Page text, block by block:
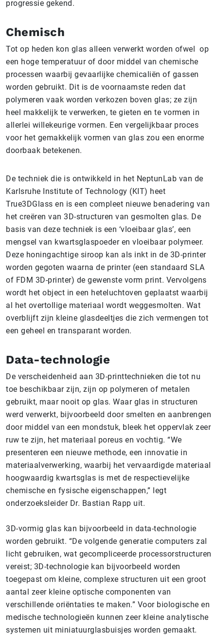
progressie gekend.
Chemisch
Tot op heden kon glas alleen verwerkt worden ofwel op
een hoge temperatuur of door middel van chemische
processen waarbij gevaarlijke chemicaliën of gassen
worden gebruikt. Dit is de voornaamste reden dat
polymeren vaak worden verkozen boven glas; ze zijn
heel makkelijk te verwerken, te gieten en te vormen in
allerlei willekeurige vormen. Een vergelijkbaar proces
voor het gemakkelijk vormen van glas zou een enorme
doorbaak betekenen.
De techniek die is ontwikkeld in het NeptunLab van de
Karlsruhe Institute of Technology (KIT) heet
True3DGlass en is een compleet nieuwe benadering van
het creëren van 3D-structuren van gesmolten glas. De
basis van deze techniek is een ‘vloeibaar glas’, een
mengsel van kwartsglaspoeder en vloeibaar polymeer.
Deze honingachtige siroop kan als inkt in de 3D-printer
worden gegoten waarna de printer (een standaard SLA
of FDM 3D-printer) de gewenste vorm print. Vervolgens
wordt het object in een heteluchtoven geplaatst waarbij
al het overtollige materiaal wordt weggesmolten. Wat
overblijft zijn kleine glasdeeltjes die zich vermengen tot
een geheel en transparant worden.
Data-technologie
De verscheidenheid aan 3D-printtechnieken die tot nu
toe beschikbaar zijn, zijn op polymeren of metalen
gebruikt, maar nooit op glas. Waar glas in structuren
werd verwerkt, bijvoorbeeld door smelten en aanbrengen
door middel van een mondstuk, bleek het oppervlak zeer
ruw te zijn, het materiaal poreus en vochtig. “We
presenteren een nieuwe methode, een innovatie in
materiaalverwerking, waarbij het vervaardigde materiaal
hoogwaardig kwartsglas is met de respectievelijke
chemische en fysische eigenschappen,” legt
onderzoeksleider Dr. Bastian Rapp uit.
3D-vormig glas kan bijvoorbeeld in data-technologie
worden gebruikt. “De volgende generatie computers zal
licht gebruiken, wat gecompliceerde processorstructuren
vereist; 3D-technologie kan bijvoorbeeld worden
toegepast om kleine, complexe structuren uit een groot
aantal zeer kleine optische componenten van
verschillende oriëntaties te maken.” Voor biologische en
medische technologieën kunnen zeer kleine analytische
systemen uit miniatuurglasbuisjes worden gemaakt.